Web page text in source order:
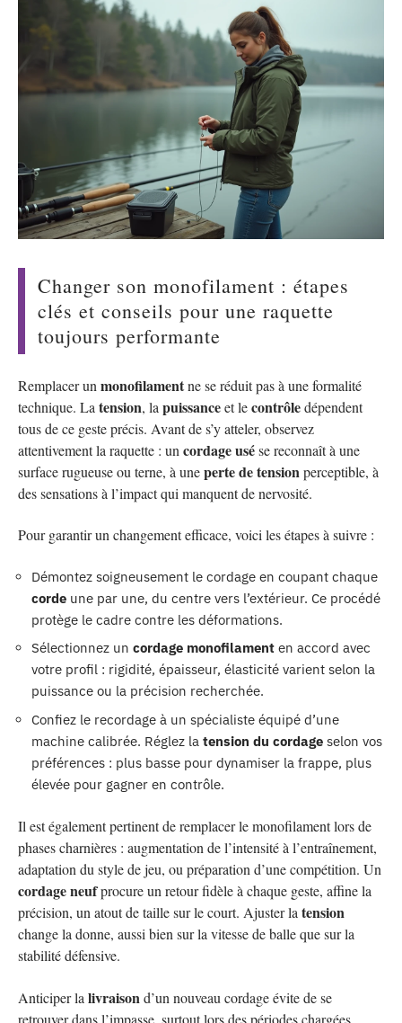
Changer son monofilament : étapes
clés et conseils pour une raquette
toujours performante
Remplacer un monofilamentne se réduit pas à une formalité
technique. La tension, la puissanceet lecontrôledépendent
tous de ce geste précis. Avant de s’y atteler, observez
attentivement la raquette : un cordage usése reconnaît à une
surface rugueuse ou terne, à uneperte de tension perceptible, à
des sensations à l’impact qui manquent de nervosité.
Pour garantir un changement efficace, voici les étapes à suivre :
Démontez soigneusement le cordage en coupant chaque
corde une par une, du centre vers l’extérieur. Ce procédé
protège le cadre contre les déformations.
Sélectionnez un cordage monofilament en accord avec
votre profil : rigidité, épaisseur, élasticité varient selon la
puissance ou la précision recherchée.
Confiez le recordage à un spécialiste équipé d’une
machine calibrée. Réglez la tension du cordage selon vos
préférences : plus basse pour dynamiser la frappe, plus
élevée pour gagner en contrôle.
Il est également pertinent de remplacer le monofilament lors de
phases charnières : augmentation de l’intensité à l’entraînement,
adaptation du style de jeu, ou préparation d’une compétition. Un
cordage neufprocure un retour fidèle à chaque geste, affine la
précision, un atout de taille sur le court. Ajuster la tension
change la donne, aussi bien sur la vitesse de balle que sur la
stabilité défensive.
Anticiper la livraison d’un nouveau cordage évite de se
retrouver dans l’impasse, surtout lors des périodes chargées.